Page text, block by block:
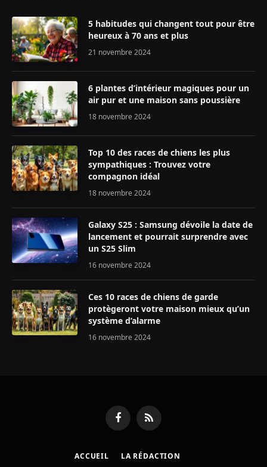
5 habitudes qui changent tout pour être
heureux à 70 ans et plus
21 novembre 2024
6 plantes d’intérieur magiques pour un
air pur et une maison sans poussière
18 novembre 2024
Top 10 des races de chiens les plus
sympathiques : Trouvez votre
compagnon idéal
18 novembre 2024
Galaxy S25 : Samsung dévoile la date de
lancement et pourrait surprendre avec
un S25 Slim
16 novembre 2024
Ces 10 races de chiens de garde
protègeront votre maison mieux qu’un
système d’alarme
16 novembre 2024
FacebookRSS
ACCUEIL LA RÉDACTION